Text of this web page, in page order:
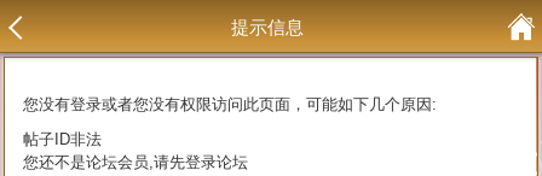
提示信息
您没有登录或者您没有权限访问此页面，可能如下几个原因:
帖子ID非法
您还不是论坛会员,请先登录论坛